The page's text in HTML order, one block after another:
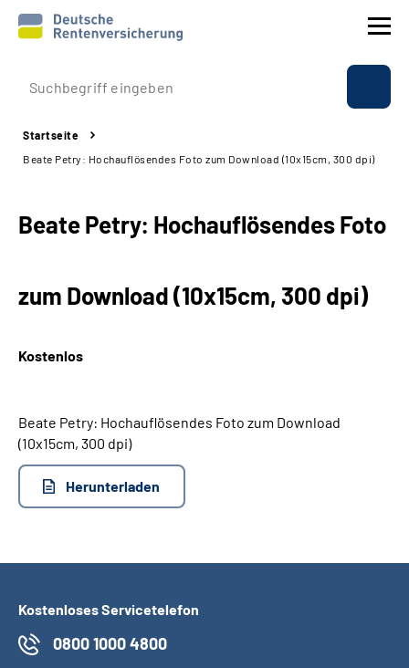
Prävention
Reha
Experten
Über uns & Presse
Suche
Startseite
Beate Petry: Hochauflösendes Foto zum Download (10x15cm, 300 dpi)
Beate Petry: Hochauflösendes Foto
zum Download (10x15cm, 300 dpi)
Kostenlos
Beate Petry: Hochauflösendes Foto zum Download
(10x15cm, 300 dpi)
Herunterladen
Kostenloses Servicetelefon
0800 1000 4800